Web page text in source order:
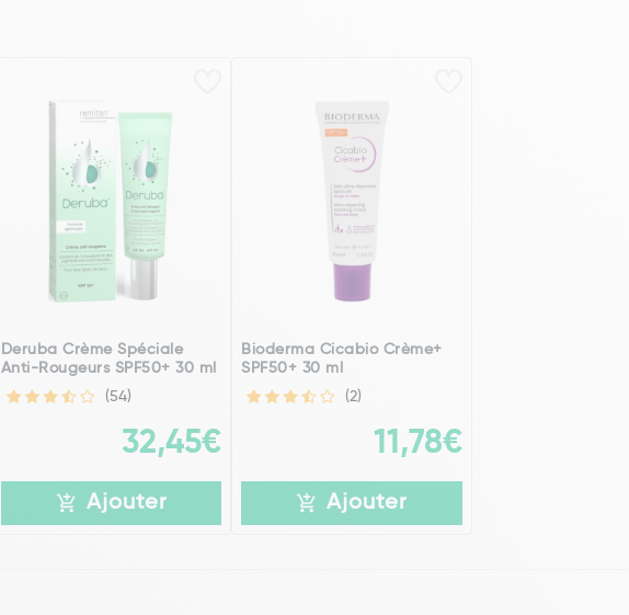
Deruba Crème Spéciale
Anti-Rougeurs SPF50+ 30 ml
(54)
32,45€
Ajouter
Bioderma Cicabio Crème+
SPF50+ 30 ml
(2)
11,78€
Ajouter